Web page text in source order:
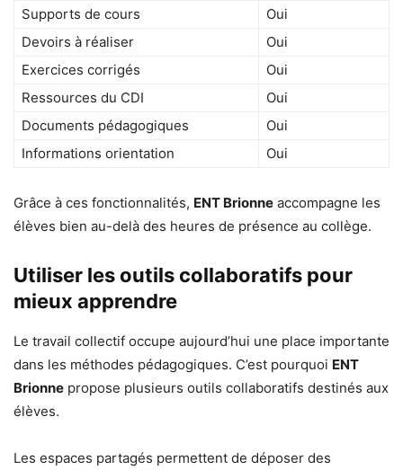
Supports de cours
Oui
Devoirs à réaliser
Oui
Exercices corrigés
Oui
Ressources du CDI
Oui
Documents pédagogiques
Oui
Informations orientation
Oui
Grâce à ces fonctionnalités, ENT Brionne accompagne les
élèves bien au-delà des heures de présence au collège.
Utiliser les outils collaboratifs pour
mieux apprendre
Le travail collectif occupe aujourd’hui une place importante
dans les méthodes pédagogiques. C’est pourquoi ENT
Brionne propose plusieurs outils collaboratifs destinés aux
élèves.
Les espaces partagés permettent de déposer des